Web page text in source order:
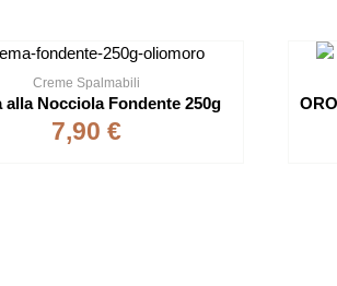
Creme Spalmabili
alla Nocciola Fondente 250g
7,90 €